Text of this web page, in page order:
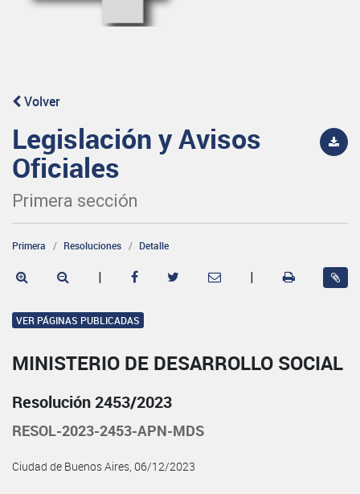
Volver
Legislación y Avisos
Oficiales
Primera sección
Primera Resoluciones Detalle
| |
VER PÁGINAS PUBLICADAS
MINISTERIO DE DESARROLLO SOCIAL
Resolución 2453/2023
RESOL-2023-2453-APN-MDS
Ciudad de Buenos Aires, 06/12/2023